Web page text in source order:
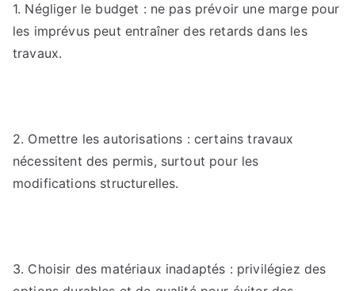
1. Négliger le budget : ne pas prévoir une marge pour
les imprévus peut entraîner des retards dans les
travaux.
2. Omettre les autorisations : certains travaux
nécessitent des permis, surtout pour les
modifications structurelles.
3. Choisir des matériaux inadaptés : privilégiez des